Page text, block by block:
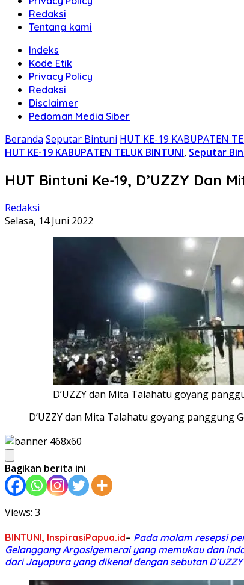
Redaksi
Tentang kami
Indeks
Kode Etik
Privacy Policy
Redaksi
Disclaimer
Pedoman Media Siber
Beranda Seputar Bintuni HUT KE-19 KABUPATEN
HUT KE-19 KABUPATEN TELUK BINTUNI, Seputar
HUT Bintuni Ke-19, D’UZZY
Redaksi
Selasa, 14 Juni 2022
D’UZZY dan Mita Talahatu goyang
D’UZZY dan Mita Talahatu goyang panggung
Bagikan berita ini
Views: 3
BINTUNI, InspirasiPapua.id– Pada malam resepsi
Gelanggang Argosigemerai yang memukau dan
dari Jayapura yang dikenal dengan sebutan